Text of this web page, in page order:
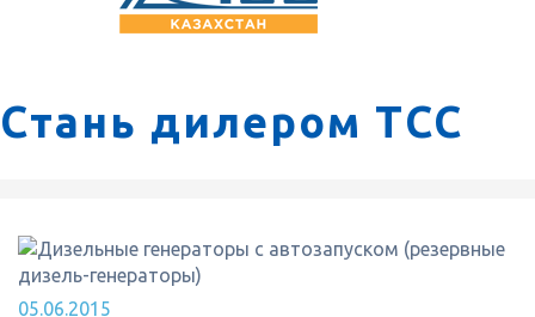
Стань дилером ТСС
05.06.2015